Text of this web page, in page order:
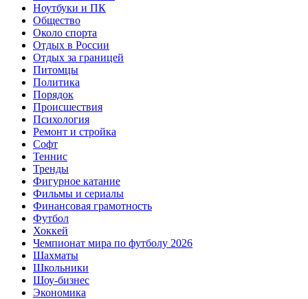
Ноутбуки и ПК
Общество
Около спорта
Отдых в России
Отдых за границей
Питомцы
Политика
Порядок
Происшествия
Психология
Ремонт и стройка
Софт
Теннис
Тренды
Фигурное катание
Фильмы и сериалы
Финансовая грамотность
Футбол
Хоккей
Чемпионат мира по футболу 2026
Шахматы
Школьники
Шоу-бизнес
Экономика